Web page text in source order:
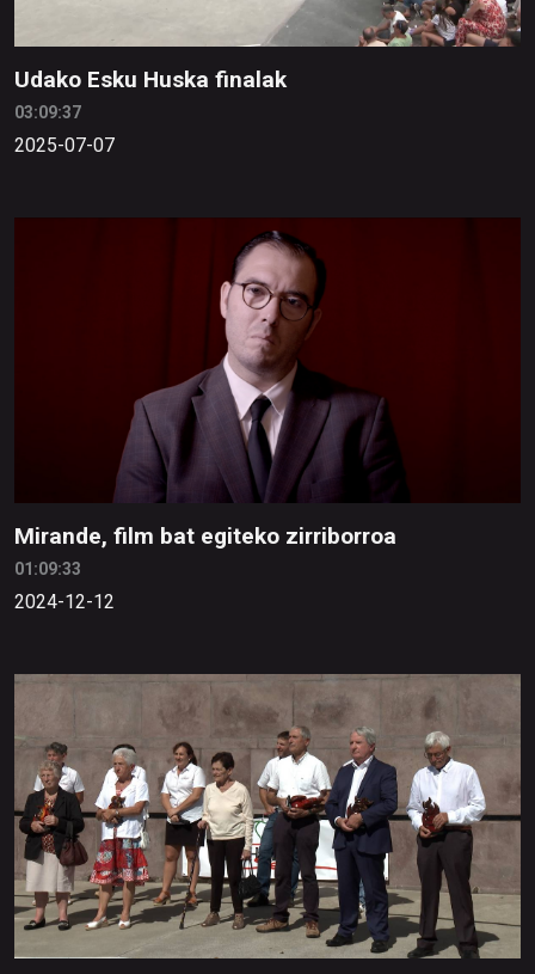
Udako Esku Huska finalak
03:09:37
2025-07-07
Mirande, film bat egiteko zirriborroa
01:09:33
2024-12-12